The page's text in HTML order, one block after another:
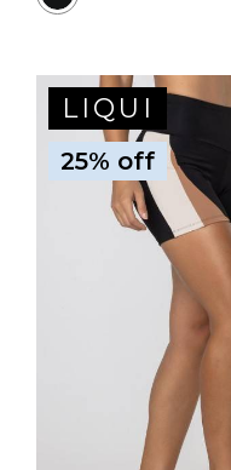
LIQUI
25% off